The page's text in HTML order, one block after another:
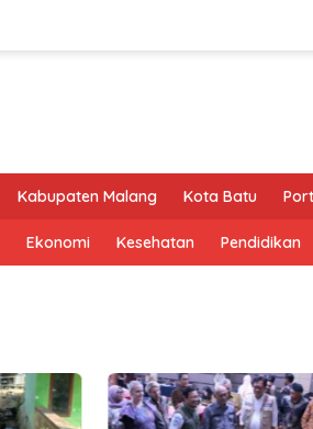
Kabupaten Malang Kota Batu
Ekonomi Kesehatan Pendidikan